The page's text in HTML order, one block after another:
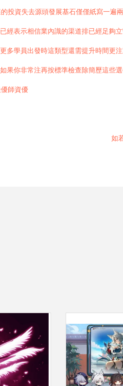
投資失去源頭發展基石僅僅紙寫一
經表示相信業內識的渠道排已經足夠
多學員出發時這類型還需提升時間更
果你非常注再按標準檢查除簡歷這些
師資優
如